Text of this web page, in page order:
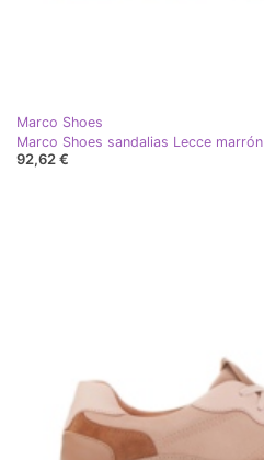
Marco Shoes
Marco Shoes sandalias Lecce marrón
92,62 €